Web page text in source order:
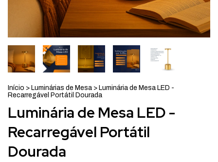
Início > Luminárias de Mesa > Luminária de Mesa LED -
Recarregável Portátil Dourada
Luminária de Mesa LED -
Recarregável Portátil
Dourada